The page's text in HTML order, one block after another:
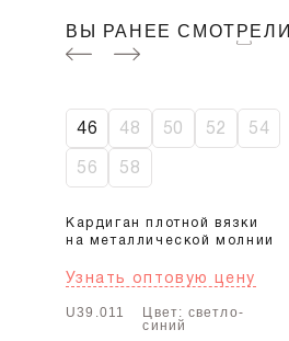
ВЫ РАНЕЕ СМОТРЕЛИ
46 48 50 52 54
56 58
Кардиган плотной вязки
на металлической молнии
Узнать оптовую цену
U39.011
Цвет: светло-
синий